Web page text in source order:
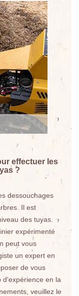
effectuer les
?
dessouchages
Il est
des tuyas.
expérimenté
peut vous
un expert en
de vous
d'expérience en la
veuillez le